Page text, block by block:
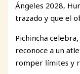
Ángeles 2028,
trazado y que el
Pichincha
reconoce a un
romper límites y